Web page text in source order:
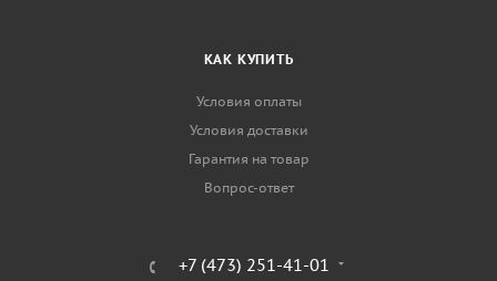
КАК КУПИТЬ
Условия оплаты
Условия доставки
Гарантия на товар
Вопрос-ответ
+7 (473) 251-41-01